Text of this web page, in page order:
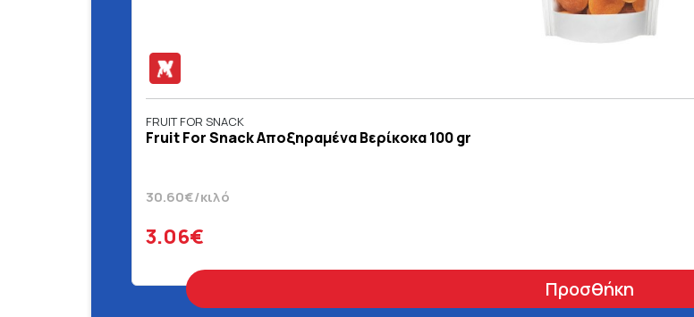
FRUIT FOR SNACK
Fruit For Snack Αποξηραμένα Βερίκοκα 100 gr
30.60€/κιλό
3.06€
Προσθήκη